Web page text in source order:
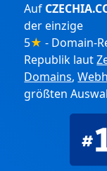
Auf
der einzige
5★ - Domain-
Republik laut
Domains,
größten